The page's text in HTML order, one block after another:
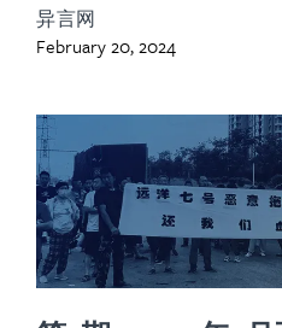
异言网
February 20, 2024